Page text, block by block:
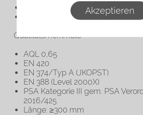
Akzeptieren
Qualitätsmerkmale
AQL 0,65
EN 420
EN 374/Typ A (JKOPST)
EN 388 (Level 2000X)
PSA Kategorie III gem. PSA
2016/425
Länge: ≥300 mm